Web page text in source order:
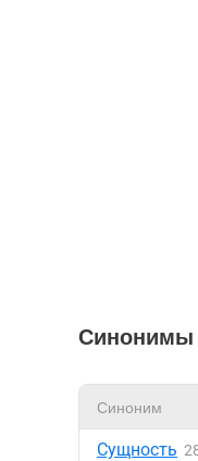
Синонимы
Синоним
Сущность